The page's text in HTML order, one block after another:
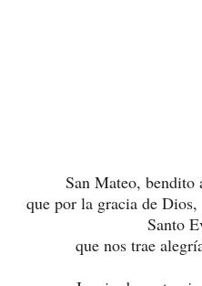
San Mateo, bendito
que por la gracia de
Santo
que nos trae